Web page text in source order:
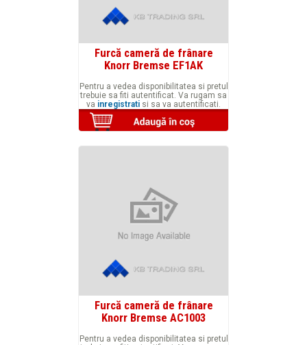
Furcă cameră de frânare
Knorr Bremse EF1AK
Pentru a vedea disponibilitatea si pretul
trebuie sa fiti autentificat. Va rugam sa
va inregistrati si sa va autentificati.
Furcă cameră de frânare
Knorr Bremse AC1003
Pentru a vedea disponibilitatea si pretul